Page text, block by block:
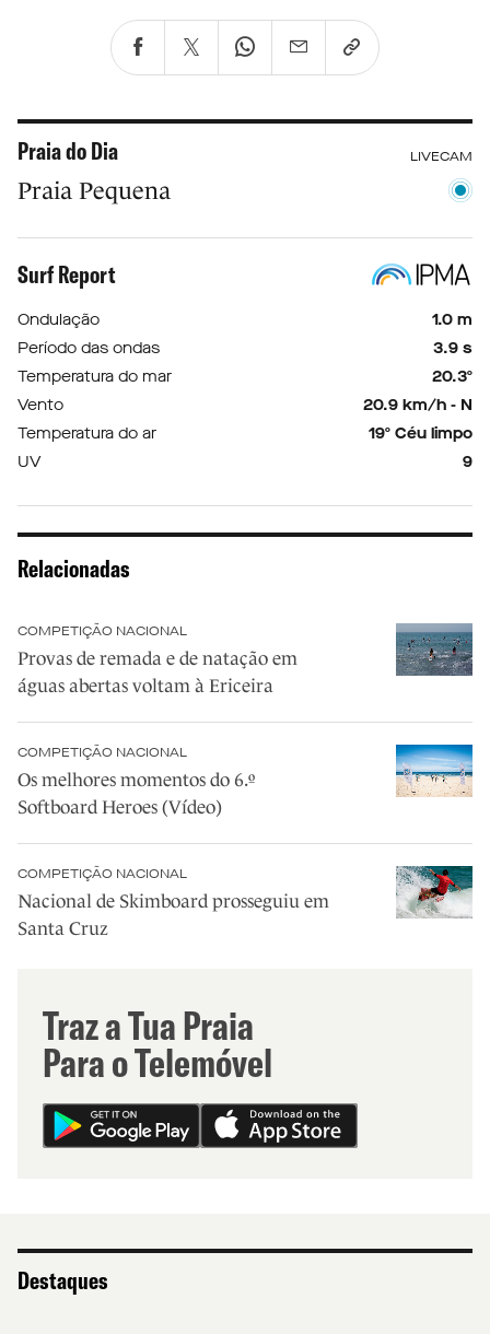
Praia do Dia LIVECAM
Praia Pequena
Surf Report
Ondulação
1.0 m
Período das ondas
3.9 s
Temperatura do mar
20.3º
Vento
20.9 km/h - N
Temperatura do ar
19º Céu limpo
UV
9
Relacionadas
COMPETIÇÃO NACIONAL
Provas de remada e de natação em
águas abertas voltam à Ericeira
COMPETIÇÃO NACIONAL
Os melhores momentos do 6.º
Softboard Heroes (Vídeo)
COMPETIÇÃO NACIONAL
Nacional de Skimboard prosseguiu em
Santa Cruz
Traz a Tua Praia
Para o Telemóvel
Destaques